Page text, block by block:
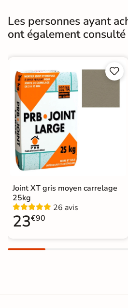
Résistance à
l'usure
Gr4 - Très
Bords rectifié
Finition
Surface
Nombres de
tampons
Variation de la
couleur
Conditionnement
Choix
Support Chape
Les personnes ayant
ont également consulté


Joint XT gris moyen carrelage
25kg
26 avis
23€90